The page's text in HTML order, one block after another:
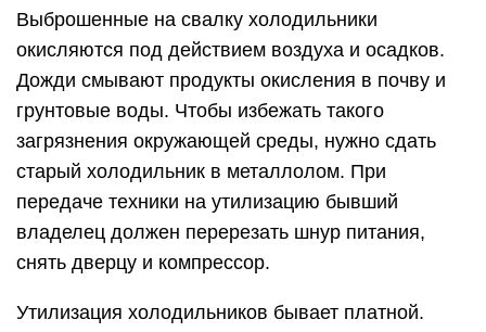
Выброшенные на свалку холодильники
окисляются под действием воздуха и осадков.
Дожди смывают продукты окисления в почву и
грунтовые воды. Чтобы избежать такого
загрязнения окружающей среды, нужно сдать
старый холодильник в металлолом. При
передаче техники на утилизацию бывший
владелец должен перерезать шнур питания,
снять дверцу и компрессор.
Утилизация холодильников бывает платной.